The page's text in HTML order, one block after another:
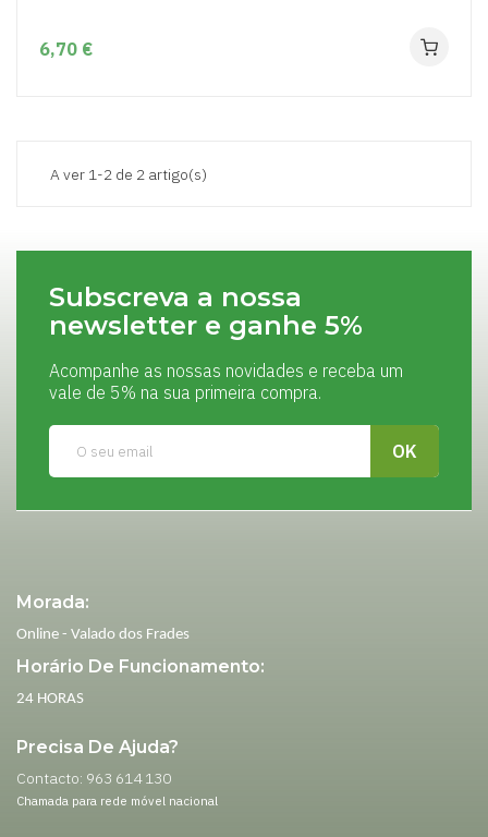
6,70 €
A ver 1-2 de 2 artigo(s)
Subscreva a nossa
newsletter e ganhe 5%
Acompanhe as nossas novidades e receba um
vale de 5% na sua primeira compra.
Morada:
Online - Valado dos Frades
Horário De Funcionamento:
24 HORAS
Precisa De Ajuda?
Contacto: 963 614 130
Chamada para rede móvel nacional